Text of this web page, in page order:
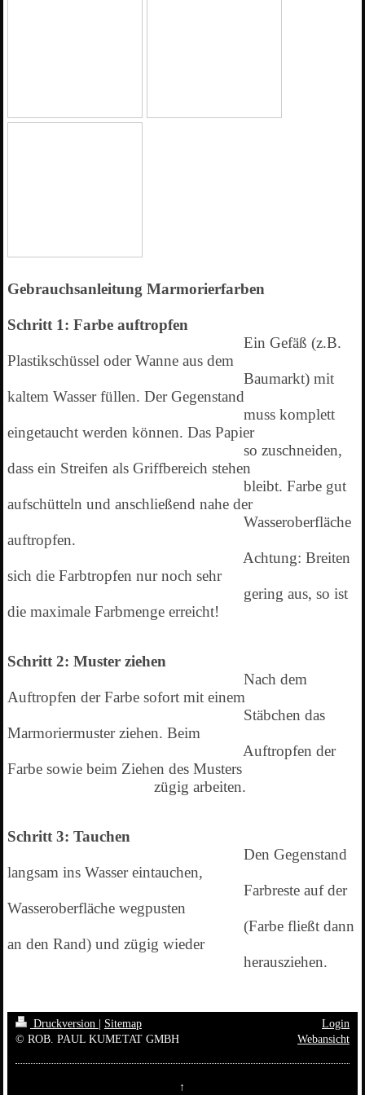
Gebrauchsanleitung Marmorierfarben
Schritt 1: Farbe auftropfen
Ein Gefäß (z.B.
Plastikschüssel oder Wanne aus dem
Baumarkt) mit
kaltem Wasser füllen. Der Gegenstand
muss komplett
eingetaucht werden können. Das Papier
so zuschneiden,
dass ein Streifen als Griffbereich stehen
bleibt. Farbe gut
aufschütteln und anschließend nahe der
Wasseroberfläche
auftropfen.
Achtung: Breiten
sich die Farbtropfen nur noch sehr
gering aus, so ist
die maximale Farbmenge erreicht!
Schritt 2: Muster ziehen
Nach dem
Auftropfen der Farbe sofort mit einem
Stäbchen das
Marmoriermuster ziehen. Beim
Auftropfen der
Farbe sowie beim Ziehen des Musters
zügig arbeiten.
Schritt 3: Tauchen
Den Gegenstand
langsam ins Wasser eintauchen,
Farbreste auf der
Wasseroberfläche wegpusten
(Farbe fließt dann
an den Rand) und zügig wieder
herausziehen.
Druckversion
Sitemap
© ROB. PAUL KUMETAT GMBH
Login
Webansicht
↑